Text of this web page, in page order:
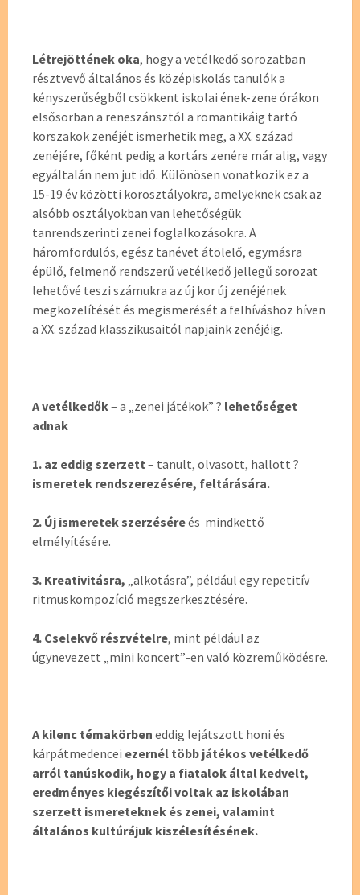
Létrejöttének oka, hogy a vetélkedő sorozatban
résztvevő általános és középiskolás tanulók a
kényszerűségből csökkent iskolai ének-zene órákon
elsősorban a reneszánsztól a romantikáig tartó
korszakok zenéjét ismerhetik meg, a XX. század
zenéjére, főként pedig a kortárs zenére már alig, vagy
egyáltalán nem jut idő. Különösen vonatkozik ez a
15-19 év közötti korosztályokra, amelyeknek csak az
alsóbb osztályokban van lehetőségük
tanrendszerinti zenei foglalkozásokra. A
háromfordulós, egész tanévet átölelő, egymásra
épülő, felmenő rendszerű vetélkedő jellegű sorozat
lehetővé teszi számukra az új kor új zenéjének
megközelítését és megismerését a felhíváshoz híven
a XX. század klasszikusaitól napjaink zenéjéig.
A vetélkedők– a „zenei játékok” ? lehetőséget
adnak
1. az eddig szerzett – tanult, olvasott, hallott ?
ismeretek rendszerezésére, feltárására.
2. Új ismeretek szerzéséreés mindkettő
elmélyítésére.
3. Kreativitásra, „alkotásra”, például egy repetitív
ritmuskompozíció megszerkesztésére.
4. Cselekvő részvételre, mint például az
úgynevezett „mini koncert”-en való közreműködésre.
A kilenc témakörben eddig lejátszott honi és
kárpátmedencei ezernél több játékos vetélkedő
arról tanúskodik, hogy a fiatalok által kedvelt,
eredményes kiegészítői voltak az iskolában
szerzett ismereteknek és zenei, valamint
általános kultúrájuk kiszélesítésének.